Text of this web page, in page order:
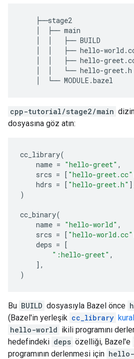
    ├──stage2
    │  ├── main
    │  │   ├── BUILD
│  │   ├── hello-
│  │   ├── hello-
    │  │   └── hello-greet.h
cpp-tutorial/stage2/main
dosyasına göz atın:
cc_library(
name = "hello-greet" ,
srcs = [ "hello-greet.cc"
hdrs = [ "hello-greet.h"
)
cc_binary(
name = "hello-world" ,
srcs = [ "hello-world.cc"
deps = [
":hello-greet" ,
],
)
Bu BUILD dosyasıyla Bazel önce
(Bazel'in yerleşik cc_library
hello-world ikili programını
hedefindeki deps özelliği, Bazel'e
programının derlenmesi için